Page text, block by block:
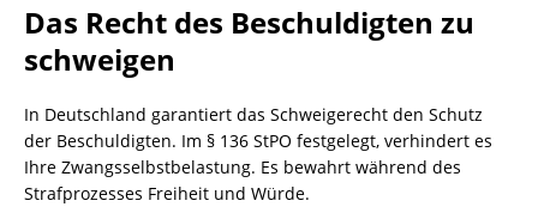
Das Recht des Beschuldigten zu
schweigen
In Deutschland garantiert das Schweigerecht den Schutz
der Beschuldigten. Im § 136 StPO festgelegt, verhindert es
Ihre Zwangsselbstbelastung. Es bewahrt während des
Strafprozesses Freiheit und Würde.